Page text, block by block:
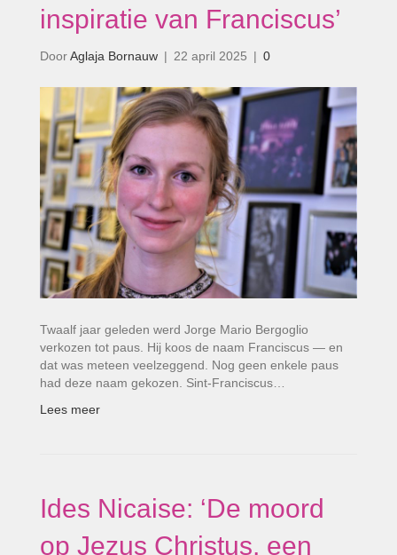
inspiratie van Franciscus’
DoorAglaja Bornauw | 22 april 2025 | 0
Twaalf jaar geleden werd Jorge Mario Bergoglio
verkozen tot paus. Hij koos de naam Franciscus — en
dat was meteen veelzeggend. Nog geen enkele paus
had deze naam gekozen. Sint-Franciscus…
Lees meer
Ides Nicaise: ‘De moord
op Jezus Christus, een